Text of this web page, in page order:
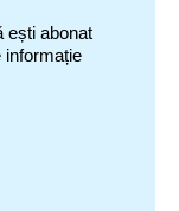
ești abonat
informație